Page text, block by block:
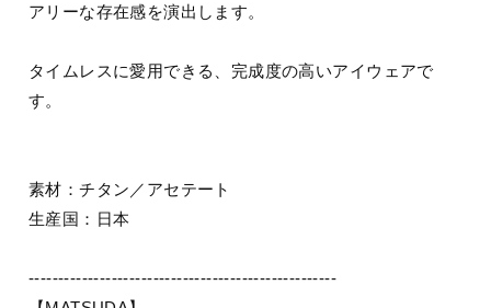
アリーな存在感を演出します。
タイムレスに愛用できる、完成度の高いアイウェアで
す。
素材：チタン／アセテート
生産国：日本
----------------------------------------------------